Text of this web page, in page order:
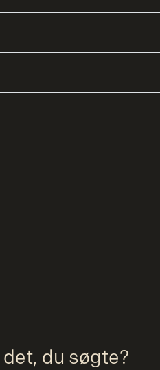
du søgte?